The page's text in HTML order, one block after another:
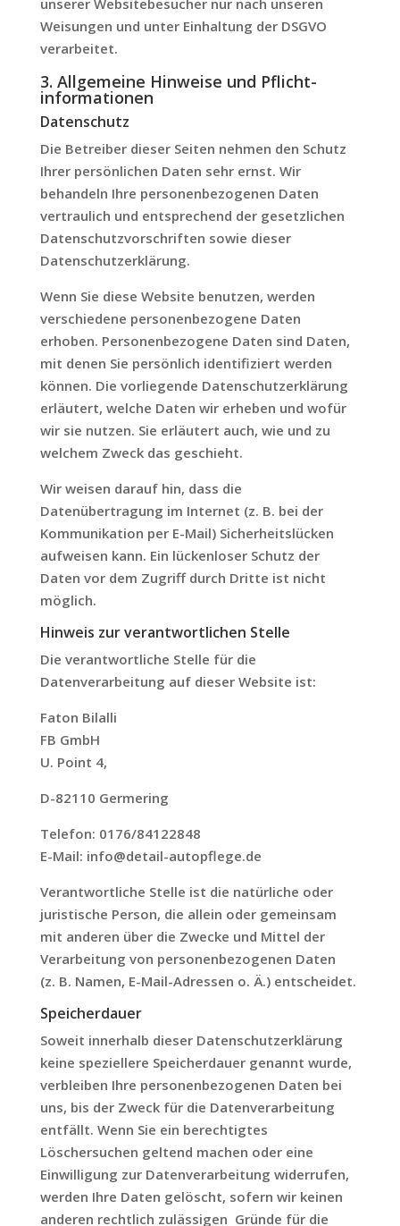
Weisungen und unter Einhaltung der DSGVO
verarbeitet.
3. Allgemeine Hinweise und Pflicht­
informationen
Datenschutz
Die Betreiber dieser Seiten nehmen den Schutz
Ihrer persönlichen Daten sehr ernst. Wir
behandeln Ihre personenbezogenen Daten
vertraulich und entsprechend der gesetzlichen
Datenschutzvorschriften sowie dieser
Datenschutzerklärung.
Wenn Sie diese Website benutzen, werden
verschiedene personenbezogene Daten
erhoben. Personenbezogene Daten sind Daten,
mit denen Sie persönlich identifiziert werden
können. Die vorliegende Datenschutzerklärung
erläutert, welche Daten wir erheben und wofür
wir sie nutzen. Sie erläutert auch, wie und zu
welchem Zweck das geschieht.
Wir weisen darauf hin, dass die
Datenübertragung im Internet (z. B. bei der
Kommunikation per E-Mail) Sicherheitslücken
aufweisen kann. Ein lückenloser Schutz der
Daten vor dem Zugriff durch Dritte ist nicht
möglich.
Hinweis zur verantwortlichen Stelle
Die verantwortliche Stelle für die
Datenverarbeitung auf dieser Website ist:
Faton Bilalli
FB GmbH
U. Point 4,
D-82110 Germering
Telefon: 0176/84122848
E-Mail: info@detail-autopflege.de
Verantwortliche Stelle ist die natürliche oder
juristische Person, die allein oder gemeinsam
mit anderen über die Zwecke und Mittel der
Verarbeitung von personenbezogenen Daten
(z. B. Namen, E-Mail-Adressen o. Ä.) entscheidet.
Speicherdauer
Soweit innerhalb dieser Datenschutzerklärung
keine speziellere Speicherdauer genannt wurde,
verbleiben Ihre personenbezogenen Daten bei
uns, bis der Zweck für die Datenverarbeitung
entfällt. Wenn Sie ein berechtigtes
Löschersuchen geltend machen oder eine
Einwilligung zur Datenverarbeitung widerrufen,
werden Ihre Daten gelöscht, sofern wir keinen
anderen rechtlich zulässigen Gründe für die